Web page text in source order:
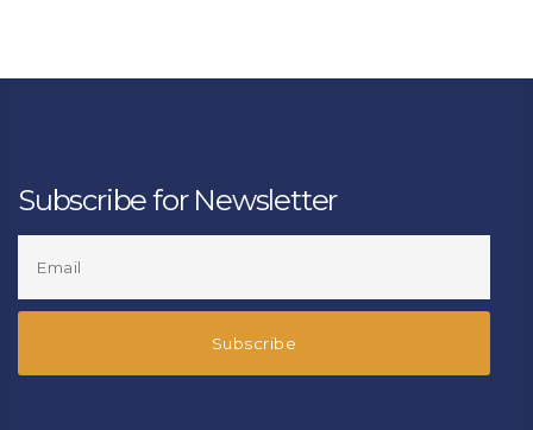
Subscribe for Newsletter